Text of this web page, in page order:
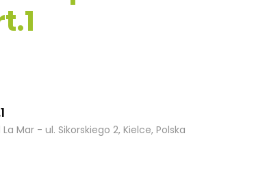
Mar - ul. Sikorskiego 2, Kielce, Polska